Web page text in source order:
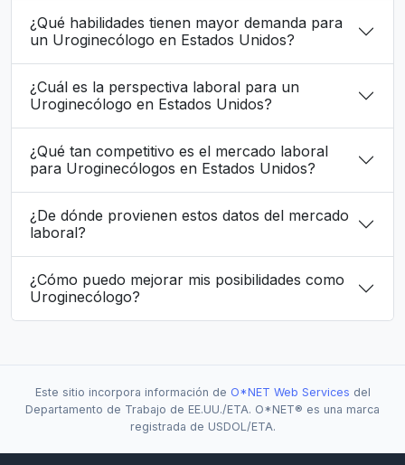
¿Qué habilidades tienen mayor demanda para
un Uroginecólogo en Estados Unidos?
¿Cuál es la perspectiva laboral para un
Uroginecólogo en Estados Unidos?
¿Qué tan competitivo es el mercado laboral
para Uroginecólogos en Estados Unidos?
¿De dónde provienen estos datos del mercado
laboral?
¿Cómo puedo mejorar mis posibilidades como
Uroginecólogo?
Este sitio incorpora información de O*NET Web Services del
Departamento de Trabajo de EE.UU./ETA. O*NET® es una marca
registrada de USDOL/ETA.